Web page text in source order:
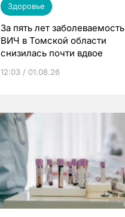
Здоровье
За пять лет заболеваемость
ВИЧ в Томской области
снизилась почти вдвое
12:03 / 01.08.26